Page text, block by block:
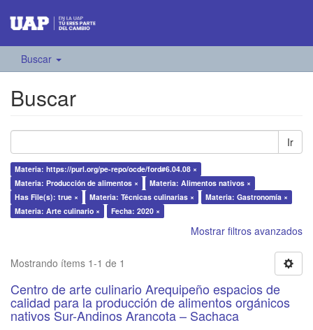
Buscar
Buscar
Ir
Materia: https://purl.org/pe-repo/ocde/ford#6.04.08 ×
Materia: Producción de alimentos ×
Materia: Alimentos nativos ×
Has File(s): true ×
Materia: Técnicas culinarias ×
Materia: Gastronomía ×
Materia: Arte culinario ×
Fecha: 2020 ×
Mostrar filtros avanzados
Mostrando ítems 1-1 de 1
Centro de arte culinario Arequipeño espacios de
calidad para la producción de alimentos orgánicos
nativos Sur-Andinos Arancota – Sachaca